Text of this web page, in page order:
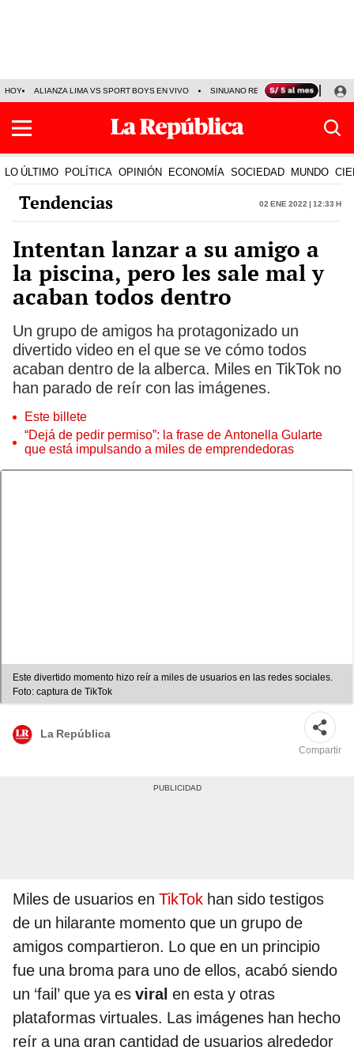
HOY ALIANZA LIMA VS SPORT BOYS EN VIVO SINUANO RESULTADOS HOY
LO ÚLTIMO POLÍTICA OPINIÓN ECONOMÍA SOCIEDAD MUNDO
Tendencias 02 Ene 2022 | 12:33 h
Intentan lanzar a su amigo a
la piscina, pero les sale mal y
acaban todos dentro
Un grupo de amigos ha protagonizado un
divertido video en el que se ve cómo todos
acaban dentro de la alberca. Miles en TikTok no
han parado de reír con las imágenes.
Este billete
“Dejá de pedir permiso”: la frase de Antonella Gularte
que está impulsando a miles de emprendedoras
Este divertido momento hizo reír a miles de usuarios en las redes sociales.
Foto: captura de TikTok
La República
Compartir
Miles de usuarios en TikTok han sido testigos
de un hilarante momento que un grupo de
amigos compartieron. Lo que en un principio
fue una broma para uno de ellos, acabó siendo
un ‘fail’ que ya es viral en esta y otras
plataformas virtuales. Las imágenes han hecho
reír a una gran cantidad de usuarios alrededor